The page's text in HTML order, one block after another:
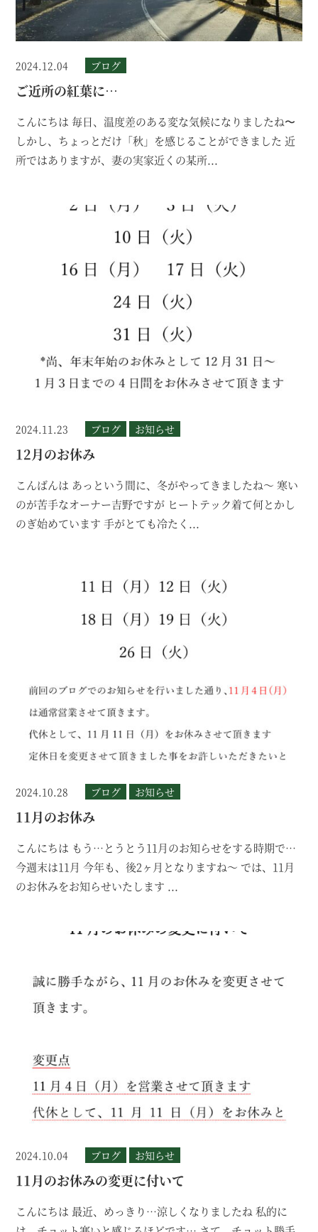
2024.12.04 ブログ
ご近所の紅葉に…
こんにちは 毎日、温度差のある変な気候になりましたね〜
しかし、ちょっとだけ「秋」を感じることができました 近
所ではありますが、妻の実家近くの某所...
2024.11.23 ブログ お知らせ
12月のお休み
こんばんは あっという間に、冬がやってきましたね～ 寒い
のが苦手なオーナー吉野ですが ヒートテック着て何とかし
のぎ始めています 手がとても冷たく...
2024.10.28 ブログ お知らせ
11月のお休み
こんにちは もう…とうとう11月のお知らせをする時期で…
今週末は11月 今年も、後2ヶ月となりますね～ では、11月
のお休みをお知らせいたします ...
2024.10.04 ブログ お知らせ
11月のお休みの変更に付いて
こんにちは 最近、めっきり…涼しくなりましたね 私的に